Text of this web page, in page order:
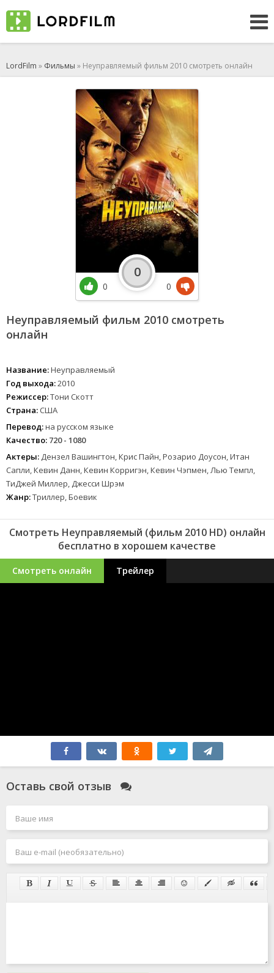
LordFilm » Фильмы » Неуправляемый фильм 2010 смотреть онлайн
Неуправляемый фильм 2010 смотреть
онлайн
Название:Неуправляемый
Год выхода:2010
Режиссер:Тони Скотт
Страна: США
Перевод:на русском языке
Качество: 720 - 1080
Актеры: Дензел Вашингтон, Крис Пайн, Розарио Доусон, Итан
Сапли, Кевин Данн, Кевин Корригэн, Кевин Чэпмен, Лью Темпл,
ТиДжей Миллер, Джесси Шрэм
Жанр:Триллер, Боевик
0
0
0
Смотреть Неуправляемый (фильм 2010 HD) онлайн
бесплатно в хорошем качестве
Смотреть онлайн Трейлер
Оставь свой отзыв